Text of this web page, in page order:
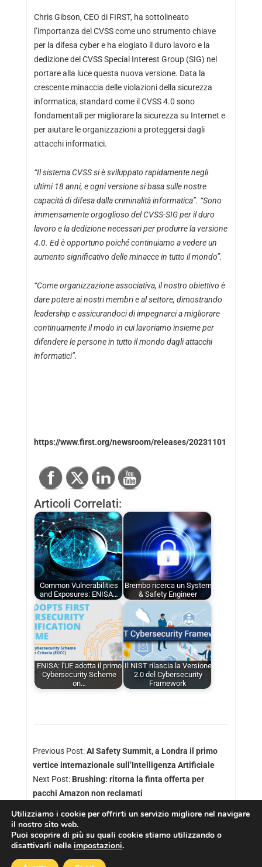
Chris Gibson, CEO di FIRST, ha sottolineato
l’importanza del CVSS come uno strumento chiave
per la difesa cyber e ha elogiato il duro lavoro e la
dedizione del CVSS Special Interest Group (SIG) nel
portare alla luce questa nuova versione. Data la
crescente minaccia delle violazioni della sicurezza
informatica, standard come il CVSS 4.0 sono
fondamentali per migliorare la sicurezza su Internet e
per aiutare le organizzazioni a proteggersi dagli
attacchi informatici.
“Il sistema CVSS si è sviluppato rapidamente negli
ultimi 18 anni, e ogni versione si basa sulle nostre
capacità di difesa dalla criminalità informatica”. “Sono
immensamente orgoglioso del CVSS-SIG per il duro
lavoro e la dedizione necessari per produrre la versione
4.0. Ed è opportuno poiché continuiamo a vedere un
aumento significativo delle minacce in tutto il mondo”.
“Come organizzazione associativa, il nostro obiettivo è
dare potere ai nostri membri e al settore, dimostrando
leadership e assicurandoci di impegnarci a migliorare
continuamente il modo in cui lavoriamo insieme per
difendere le persone in tutto il mondo dagli attacchi
informatici”.
https://www.first.org/newsroom/releases/20231101
Articoli Correlati:
Common Vulnerabilities
and Exposures: ENISA…
Brembo ricerca un System
& Safety Engineer
ENISA: l'UE adotta il primo
Cybersecurity Scheme
on…
Il NIST rilascia la Versione
2.0 del Cybersecurity
Framework
Previous Post:AI Safety Summit, a Londra il primo
vertice internazionale sull’Intelligenza Artificiale
Next Post: Brushing: ritorna la finta offerta per
pacchi Amazon non reclamati
Copyright © 2026
Utilizziamo i cookie per offrirti un servizio migliore nel navigare
il nostro sito web.
Puoi scoprire di più su quali cookie stiamo utilizzando o
disattivarli nelle impostazioni.